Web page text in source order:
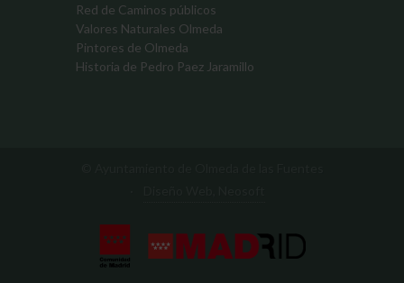
Red de Caminos públicos
Valores Naturales Olmeda
Pintores de Olmeda
Historia de Pedro Paez Jaramillo